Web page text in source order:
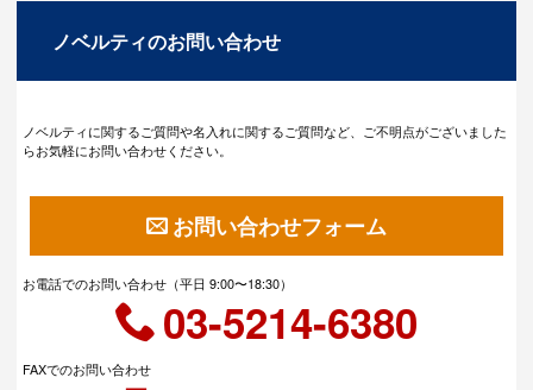
ノベルティのお問い合わせ
ノベルティに関するご質問や名入れに関するご質問など、ご不明点がございました
らお気軽にお問い合わせください。
お問い合わせフォーム
お電話でのお問い合わせ（平日 9:00〜18:30）
03-5214-6380
FAXでのお問い合わせ